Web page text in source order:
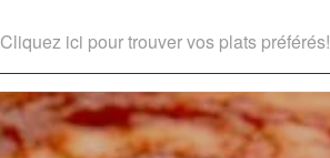
Cliquez ici pour trouver vos plats préférés!